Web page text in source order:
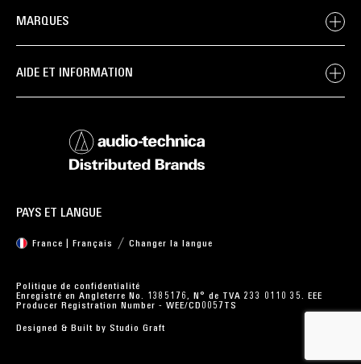
MARQUES
AIDE ET INFORMATION
PAYS ET LANGUE
France | Français Changer la langue
Politique de confidentialité
Enregistré en Angleterre No. 1385176, N° de TVA 233 0110 35. EEE
Producer Registration Number - WEE/CD0057TS
Designed & Built by Studio Graft